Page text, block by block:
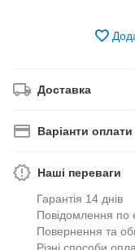
Доставка
Варіанти оплати
Наші переваги
Гарантія 14 днів
Повідомлення по
Повернення та